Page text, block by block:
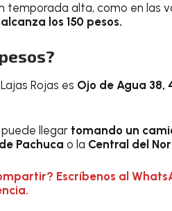
temporada alta, como en las
los 150 pesos.
Rojas es Ojo de Agua 38,
llegar tomando un
Pachuca o la Central del
Escríbenos al